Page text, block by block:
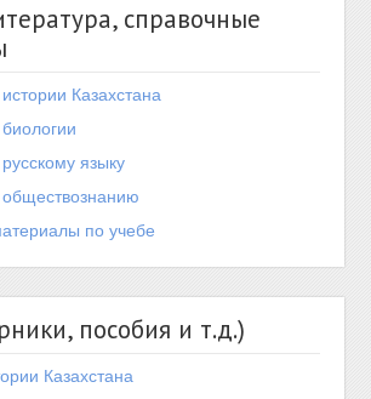
справочные
Казахстана
языку
по учебе
пособия и т.д.)
Казахстана